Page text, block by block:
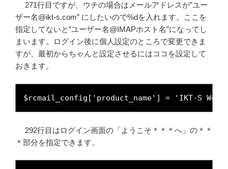
271行目ですが、ウチの場合はメールアドレスが”ユー
ザー名@ikt-s.com” にしたいので%dを入れます。ここを
指定してないと”ユーザー名@IMAPホスト名”になってし
まいます。ログイン後に個人設定のところで変更できま
すが、最初からちゃんと設定させるにはココを設定して
おきます。
$rcmail_config['product_name'] = 'IKT-S
292行目はログイン画面の「ようこそ＊＊＊へ」の＊＊
＊部分を指定できます。